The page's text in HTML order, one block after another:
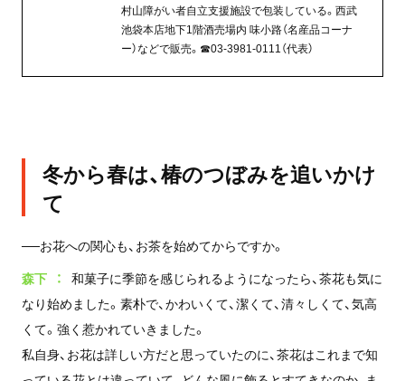
村山障がい者自立支援施設で包装している。西武
池袋本店地下1階酒売場内 味小路（名産品コーナ
ー）などで販売。☎03-3981-0111（代表）
冬から春は、椿のつぼみを追いかけ
て
──お花への関心も、お茶を始めてからですか。
森下
和菓子に季節を感じられるようになったら、茶花も気に
なり始めました。素朴で、かわいくて、潔くて、清々しくて、気高
くて。強く惹かれていきました。
私自身、お花は詳しい方だと思っていたのに、茶花はこれまで知